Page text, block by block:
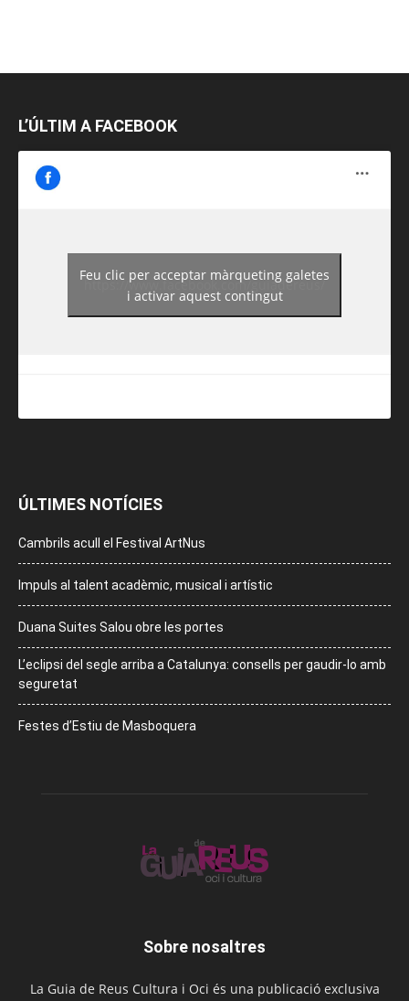
L’ÚLTIM A FACEBOOK
https://www.facebook.com/guiadereus/
Feu clic per acceptar màrqueting galetes
i activar aquest contingut
ÚLTIMES NOTÍCIES
Cambrils acull el Festival ArtNus
Impuls al talent acadèmic, musical i artístic
Duana Suites Salou obre les portes
L’eclipsi del segle arriba a Catalunya: consells per gaudir-lo amb
seguretat
Festes d’Estiu de Masboquera
Sobre nosaltres
La Guia de Reus Cultura i Oci és una publicació exclusiva